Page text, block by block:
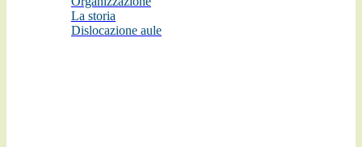
La storia
Dislocazione aule